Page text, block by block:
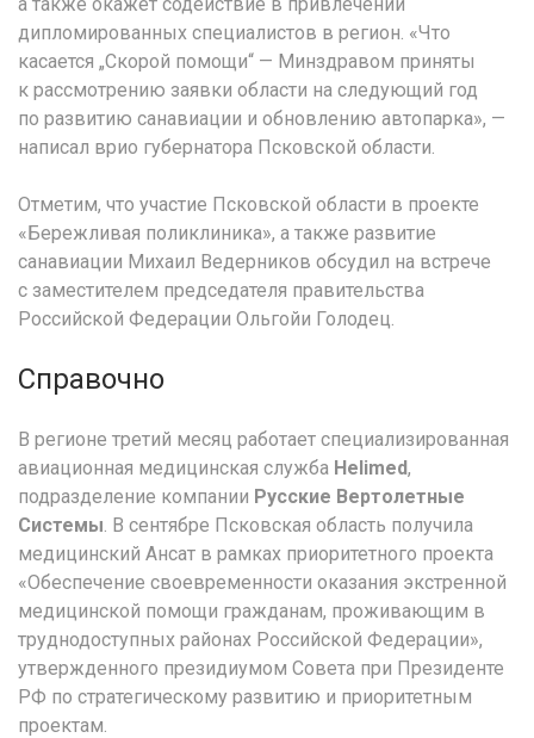
дипломированных специалистов в регион. «Что
касается „Скорой помощи“ — Минздравом приняты
к рассмотрению заявки области на следующий год
по развитию санавиации и обновлению автопарка», —
написал врио губернатора Псковской области.
Отметим, что участие Псковской области в проекте
«Бережливая поликлиника», а также развитие
санавиации Михаил Ведерников обсудил на встрече
с заместителем председателя правительства
Российской Федерации Ольгойи Голодец.
Справочно
В регионе третий месяц работает специализированная
авиационная медицинская служба Helimed,
подразделение компании Русские Вертолетные
Системы . В сентябре Псковская область получила
медицинский Ансат в рамках приоритетного проекта
«Обеспечение своевременности оказания экстренной
медицинской помощи гражданам, проживающим в
труднодоступных районах Российской Федерации»,
утвержденного президиумом Совета при Президенте
РФ по стратегическому развитию и приоритетным
проектам.